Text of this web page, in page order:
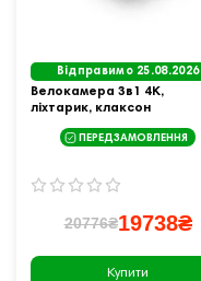
Відправимо 25.08.2026
Велокамера 3в1 4K,
ліхтарик, клаксон
ПЕРЕДЗАМОВЛЕННЯ
20776₴19738₴
Купити